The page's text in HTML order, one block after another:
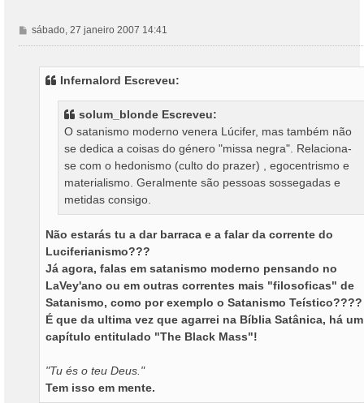
M
e
sábado, 27 janeiro 2007 14:41
Infernalord Escreveu:
solum_blonde Escreveu:
O satanismo moderno venera Lúcifer, mas também não
se dedica a coisas do género "missa negra". Relaciona-
se com o hedonismo (culto do prazer) , egocentrismo e
materialismo. Geralmente são pessoas sossegadas e
metidas consigo.
Não estarás tu a dar barraca e a falar da corrente do
Luciferianismo???
Já agora, falas em satanismo moderno pensando no
LaVey'ano ou em outras correntes mais "filosoficas" de
Satanismo, como por exemplo o Satanismo Teístico????
É que da ultima vez que agarrei na Bíblia Satânica, há um
capítulo entitulado "The Black Mass"!
"Tu és o teu Deus."
Tem isso em mente.